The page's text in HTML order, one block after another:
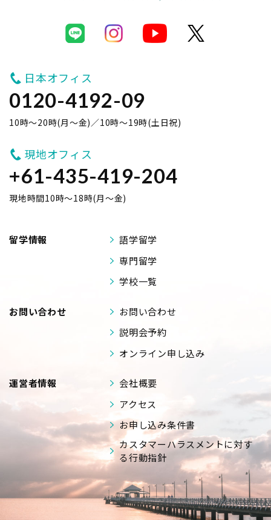
日本オフィス
0120-4192-09
10時～20時(月～金)／10時～19時(土日祝)
現地オフィス
+61-435-419-204
現地時間10時～18時(月～金)
留学情報
語学留学
専門留学
学校一覧
お問い合わせ
お問い合わせ
説明会予約
オンライン申し込み
運営者情報
会社概要
アクセス
お申し込み条件書
カスタマーハラスメントに対す
る行動指針